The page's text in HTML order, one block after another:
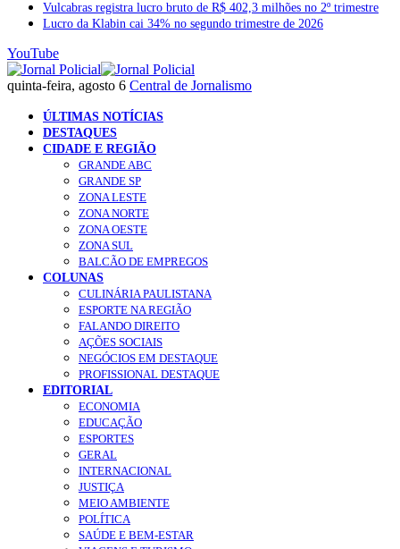
Vulcabras registra lucro bruto de R$ 402,3 milhões no 2º trimestre
Lucro da Klabin cai 34% no segundo trimestre de 2026
YouTube
quinta-feira, agosto 6 Central de Jornalismo
ÚLTIMAS NOTÍCIAS
DESTAQUES
CIDADE E REGIÃO
GRANDE ABC
GRANDE SP
ZONA LESTE
ZONA NORTE
ZONA OESTE
ZONA SUL
BALCÃO DE EMPREGOS
COLUNAS
CULINÁRIA PAULISTANA
ESPORTE NA REGIÃO
FALANDO DIREITO
AÇÕES SOCIAIS
NEGÓCIOS EM DESTAQUE
PROFISSIONAL DESTAQUE
EDITORIAL
ECONOMIA
EDUCAÇÃO
ESPORTES
GERAL
INTERNACIONAL
JUSTIÇA
MEIO AMBIENTE
POLÍTICA
SAÚDE E BEM-ESTAR